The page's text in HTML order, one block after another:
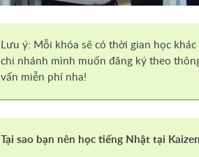
Lưu ý: Mỗi khóa sẽ có thời gian học
chi nhánh mình muốn đăng ký theo
vấn miễn phí nha!
Tại sao bạn nên học tiếng Nhật tại